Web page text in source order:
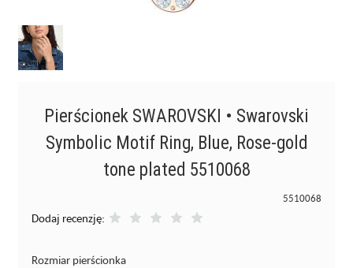
Pierścionek SWAROVSKI • Swarovski
Symbolic Motif Ring, Blue, Rose-gold
tone plated 5510068
5510068
Dodaj recenzję:
Rozmiar pierścionka